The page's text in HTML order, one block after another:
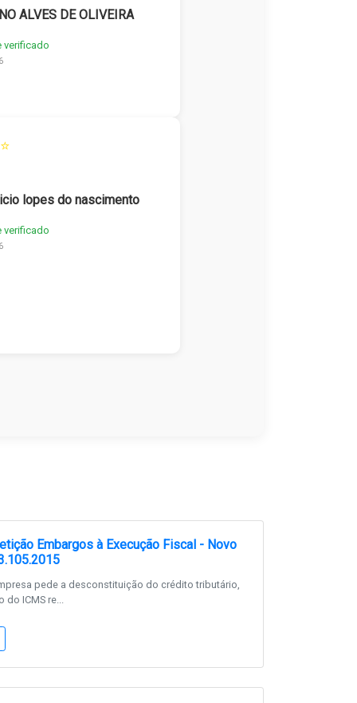
ALVES DE OLIVEIRA
verificado
lopes do nascimento
verificado
Embargos à Execução Fiscal - Novo
pede a desconstituição do crédito tributário,
do ICMS re...